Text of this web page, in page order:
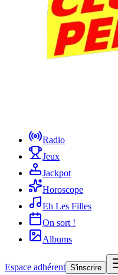
Radio
Jeux
Jackpot
Horoscope
Eh Les Filles
On sort !
Albums
Espace adhérent S'inscrire